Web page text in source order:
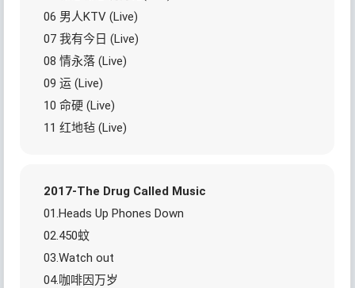
06 男人KTV (Live)
07 我有今日 (Live)
08 情永落 (Live)
09 运 (Live)
10 命硬 (Live)
11 红地毡 (Live)
2017-The Drug Called Music
01.Heads Up Phones Down
02.450蚊
03.Watch out
04.咖啡因万岁